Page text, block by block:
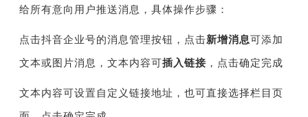
给所有意向用户推送消息，具体操作步骤：
点击抖音企业号的消息管理按钮，点击新增消息可添加
文本或图片消息，文本内容可插入链接 ，点击确定完成
文本内容可设置自定义链接地址，也可直接选择栏目页